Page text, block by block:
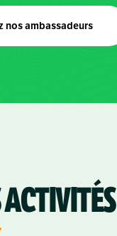
nos ambassadeurs